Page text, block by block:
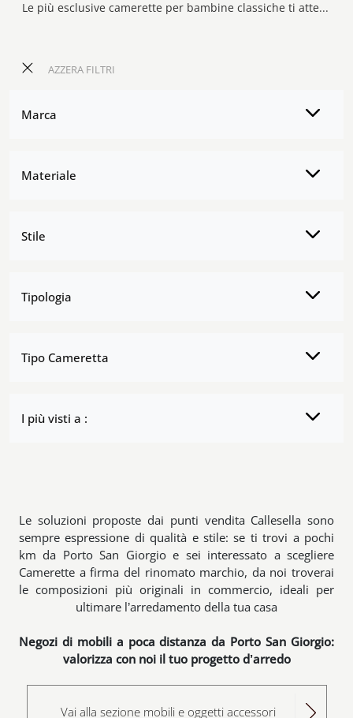
AZZERA FILTRI
Marca
Materiale
Stile
Tipologia
Tipo Cameretta
I più visti a :
Le più esclusive camerette per bambine classiche ti attendono! Scopri il modello Romantic Gendarme di Callesella.
Le soluzioni proposte dai punti vendita Callesella sono
sempre espressione di qualità e stile: se ti trovi a pochi
km da Porto San Giorgio e sei interessato a scegliere
Camerette a firma del rinomato marchio, da noi troverai
le composizioni più originali in commercio, ideali per
ultimare l’arredamento della tua casa
Negozi di mobili a poca distanza da Porto San Giorgio:
valorizza con noi il tuo progetto d’arredo
Vai alla sezione mobili e oggetti accessori